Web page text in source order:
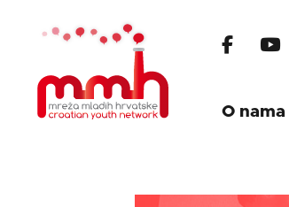
O nama